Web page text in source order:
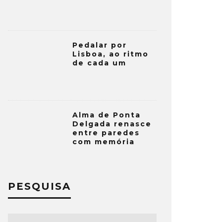
Pedalar por
Lisboa, ao ritmo
de cada um
Alma de Ponta
Delgada renasce
entre paredes
com memória
PESQUISA